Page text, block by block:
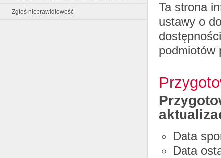
Zgłoś nieprawidłowość
Ta strona
ustawy o
podmiotów
Data
Data